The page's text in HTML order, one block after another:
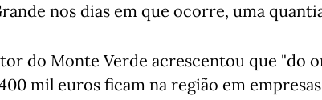
nos dias em que ocorre, uma
do Monte Verde acrescentou que "do
mil euros ficam na região em